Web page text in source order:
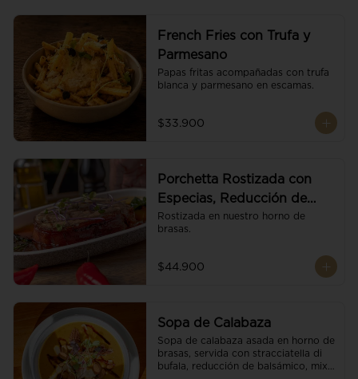
French Fries con Trufa y
Parmesano
Papas fritas acompañadas con trufa
blanca y parmesano en escamas.
$33.900
Porchetta Rostizada con
Especias, Reducción de
Panela y Vino
Rostizada en nuestro horno de
brasas.
$44.900
Sopa de Calabaza
Sopa de calabaza asada en horno de
brasas, servida con stracciatella di
bufala, reducción de balsámico, mix